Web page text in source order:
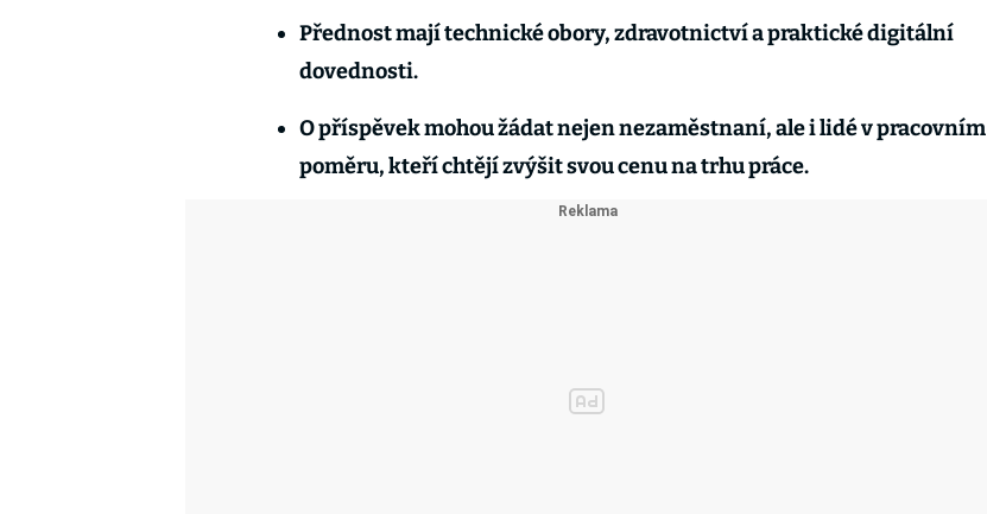
Přednost mají technické obory, zdravotnictví a praktické digitální
dovednosti.
O příspěvek mohou žádat nejen nezaměstnaní, ale i lidé v pracovním
poměru, kteří chtějí zvýšit svou cenu na trhu práce.